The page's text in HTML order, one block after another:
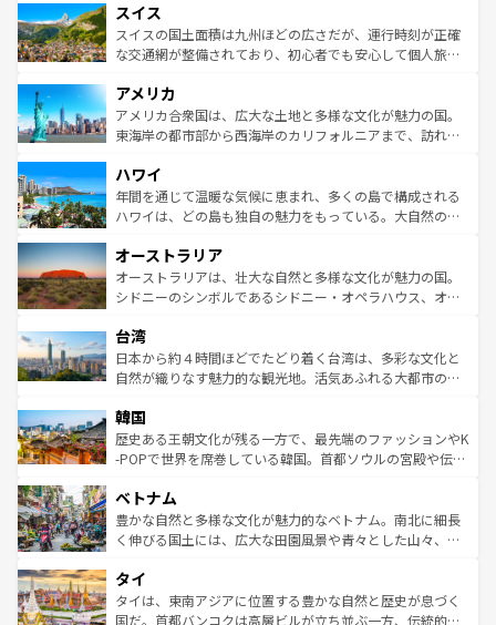
れる地方に足を運ぶとそれぞれで全く異なる文化を体験で
きるだろう。 なお、新着のフランス情報はコンテンツ一覧
を参照してほしい。
は、お酒好きな人にはぜひ体験してほしい。 なお、新着の
ドイツ情報はコンテンツ一覧を参照してほしい。
リアごとに異なる魅力がある。また、優雅なアフタヌーン
ティー、ビール好きにはたまらない英国パブ、サッカー観
戦など、本場だからこそできる体験も豊富。イギリスを旅
ンツ一覧を参照してほしい。
スイス
スイスの国土面積は九州ほどの広さだが、運行時刻が正確
な交通網が整備されており、初心者でも安心して個人旅行
の建物がそのまま残る町や、スイスならではのユニークな
博物館もあり、アルプス観光だけでなく町歩きも満喫する
ことができる。国民の所得が高いため物価も高いが、旅行
ば市内交通費無料で観光を楽しむこともできる。 なお、新
着のスイス情報はコンテンツ一覧 を参照してほしい。
アメリカ
アメリカ合衆国は、広大な土地と多様な文化が魅力の国。
東海岸の都市部から西海岸のカリフォルニアまで、訪れる
のような巨大都市は、観光、ショッピング、エンターテイ
ンメントが詰まった刺激的なスポットだ。一方、アメリカ
西部には大自然が広がり、グランドキャニオンやイエロー
部のニューオーリンズでは、音楽と美食が融合した独特の
文化が魅力。旅行者はアメリカの各地域で異なる魅力を楽
しみながら、その多様性と豊かな歴史を感じることができ
ならではの贅沢な旅のスタイルだ。 なお、新着のアメリカ
情報はコンテンツ一覧を参照してほしい。
ハワイ
年間を通じて温暖な気候に恵まれ、多くの島で構成される
ハワイは、どの島も独自の魅力をもっている。大自然の神
ワイ島は見逃せない。また、定番の観光地といえばオアフ
島だが、静かな自然を求めるならマウイ島やカウアイ島が
おすすめ。エメラルドグリーンに輝く海をはじめ、豊かな
れるおもてなしの心で訪れる人々を迎えてくれるハワイの
人々、おいしいローカルフードやハワイアンミュージッ
ク、伝統的なフラダンスなど、すべてがハワイの魅力を彩
ワイを、存分に味わってほしい。 なお、新着のハワイ情報
はコンテンツ一覧を参照してほしい。
オーストラリア
オーストラリアは、壮大な自然と多様な文化が魅力の国。
シドニーのシンボルであるシドニー・オペラハウス、オー
リアリーフや大陸中央部にそびえるウルル（エアーズロッ
ク）、タスマニアの美しい原生林やケアンズの熱帯雨林な
ど、見どころがたくさん。また、カフェやワイン、オージ
いる。アクティビティも充実しており、サーフィンやダイ
ビング、ハイキングなど、アウトドア好きにはたまらな
い。オーストラリアの多彩な魅力を存分に味わいつくそ
参照してほしい。
台湾
日本から約４時間ほどでたどり着く台湾は、多彩な文化と
自然が織りなす魅力的な観光地。活気あふれる大都市の台
ン）、静ひつな山岳地帯である台湾東部など、都市の喧騒
と山間の静けさが共存しており、訪れる人に新しい発見と
驚きをもたらしてくれる。また、奥深い台湾の食文化も魅
容にもいいと評判のスイーツなど、バラエティ豊かな料理
が味わえる。 なお、新着の台湾情報は コンテンツ一覧を参
照してほしい。
韓国
歴史ある王朝文化が残る一方で、最先端のファッションやK
-POPで世界を席巻している韓国。首都ソウルの宮殿や伝統
き、地方に足を延ばせば四季折々の自然美を楽しむことが
できる。そして、キムチや焼肉、絶品のストリートフード
まで、さまざまな韓国料理が待っている。夜には、韓国な
リティに包まれながら、韓国の多彩な魅力を心ゆくまで味
わってみてほしい。 なお、新着の韓国情報はコンテンツ一
覧を参照してほしい。
ベトナム
豊かな自然と多様な文化が魅力的なベトナム。南北に細長
く伸びる国土には、広大な田園風景や青々とした山々、世
急速な発展と共に伝統が息づく。ハノイの古い町並みやホ
ーチミン市のフランス統治時代の建物も、独特の雰囲気を
醸し出している。また、バラエティの豊かさとおいしさで
タイ
タイは、東南アジアに位置する豊かな自然と歴史が息づく
国だ。首都バンコクは高層ビルが立ち並ぶ一方、伝統的な